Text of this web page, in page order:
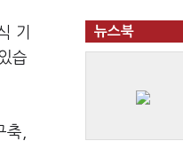
기
습
,
뉴스북